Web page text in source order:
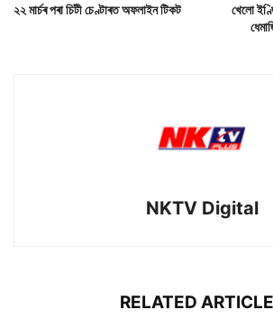
২২ মাৰ্চৰ পৰা চিটী চেণ্টাৰত অফলাইন টিকট
খেলো
NKTV Digital
RELATED